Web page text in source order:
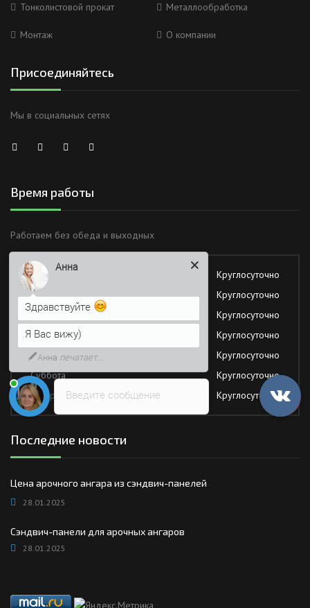
Тонколистовой прокат Металлообработка
Монтаж О компании
Присоединяйтесь
Мы в социальных сетях
Время работы
Работаем без обеда и выходных
Понедельник
Круглосуточно
Вторник
Круглосуточно
Среда
Круглосуточно
Четверг
Круглосуточно
Пятница
Круглосуточно
Суббота
Круглосуточно
Воскресение
Круглосуточно
Последние новости
Цена арочного ангара из сэндвич-панелей
28.01.2025
Сэндвич-панели для арочных ангаров
28.01.2025
Введите сообщение
Анна
Здравствуйте
Я Вас вижу)
Напишите сюда свой вопрос.
Возможно, его решение будет
быстрее